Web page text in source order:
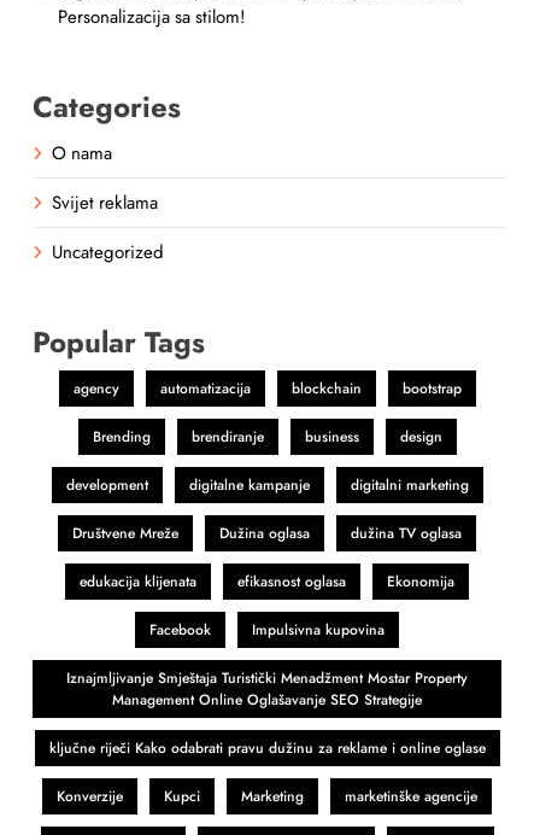
Personalizacija sa stilom!
Categories
O nama
Svijet reklama
Uncategorized
Popular Tags
agency automatizacija blockchain bootstrap
Brending brendiranje business design
development digitalne kampanje digitalni marketing
Društvene Mreže Dužina oglasa dužina TV oglasa
edukacija klijenata efikasnost oglasa Ekonomija
Facebook Impulsivna kupovina
Iznajmljivanje Smještaja Turistički Menadžment Mostar Property
Management Online Oglašavanje SEO Strategije
ključne riječi Kako odabrati pravu dužinu za reklame i online oglase
Konverzije Kupci Marketing marketinške agencije